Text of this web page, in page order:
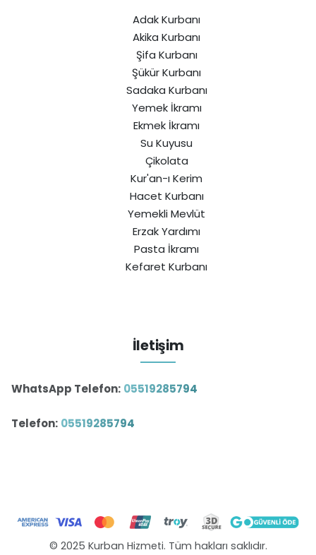
Adak Kurbanı
Akika Kurbanı
Şifa Kurbanı
Şükür Kurbanı
Sadaka Kurbanı
Yemek İkramı
Ekmek İkramı
Su Kuyusu
Çikolata
Kur'an-ı Kerim
Hacet Kurbanı
Yemekli Mevlüt
Erzak Yardımı
Pasta İkramı
Kefaret Kurbanı
İletişim
WhatsApp Telefon: 05519285794
Telefon: 05519285794
© 2025 Kurban Hizmeti. Tüm hakları saklıdır.